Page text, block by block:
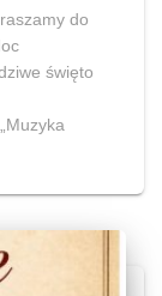
do
święto